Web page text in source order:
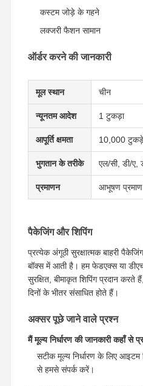
कारखाने का दौरा गुणवत्ता नियंत्रण
18K हीरे के छल्ले
18 केटी स्वर्ण कंगन
18K लटकन हार
18 कैरेट सोने की बालियां
18K सोने का ब्रश
18K आभूषण सेट
14K डायमंड बंगला
14 कैरेट सोने की अंगूठी
कस्टम जोड़े के गहने
लक्जरी फैशन सामान
ऑर्डर करने की जानकारी
मूल स्थान चीन
न्यूनतम आदेश 1 टुकड़ा
आपूर्ति क्षमता 10,000
भुगतान के तरीके एल/सी, डी/ए,
प्रमाणन आभूषण
पैकेजिंग और शिपिंग
प्रत्येक अंगूठी सुरक्षात्मक बाहरी
बॉक्स में आती है। हम फेडएक्स या
सुरक्षित, बीमाकृत शिपिंग प्रदान करते
दिनों के भीतर संसाधित होते हैं।
अक्सर पूछे जाने वाले प्रश्न
मैं मूल्य निर्धारण की जानकारी कहाँ से
सटीक मूल्य निर्धारण के लिए आइटम
से हमसे संपर्क करें।